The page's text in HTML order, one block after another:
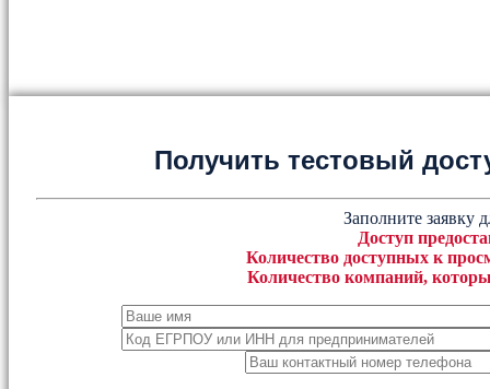
Получить тестовый
Заполните заявку
Доступ
Количество доступных к
Количество компаний,